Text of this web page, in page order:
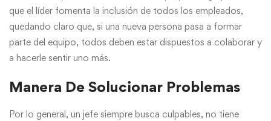
que el líder fomenta la inclusión de todos los empleados,
quedando claro que, si una nueva persona pasa a formar
parte del equipo, todos deben estar dispuestos a colaborar y
a hacerle sentir uno más.
Manera De Solucionar Problemas
Por lo general, un jefe siempre busca culpables, no tiene